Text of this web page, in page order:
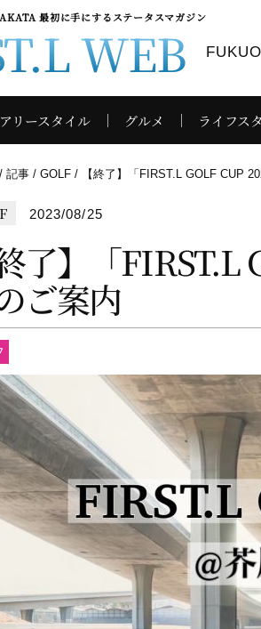
最初に手にするステータスマガジン
WEB
リースタイル グルメ ライフス
記事 GOLF 【終了】「FIRST.L GOLF CUP
2023/08/25
終了】「
ご案内